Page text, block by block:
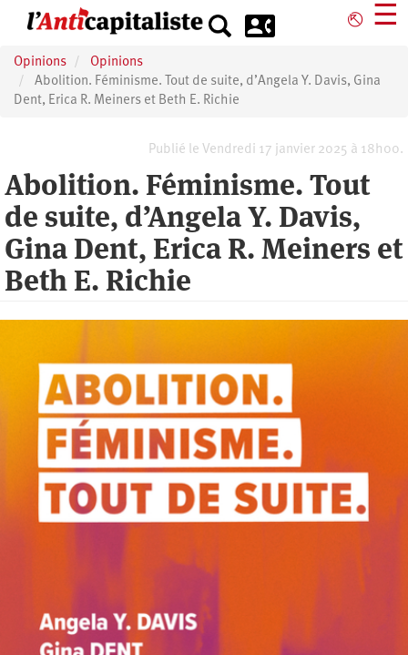
principal
⎋ ☰
Opinions
Opinions
Abolition. Féminisme. Tout de suite, d’Angela Y. Davis, Gina
Dent, Erica R. Meiners et Beth E. Richie
Publié le Vendredi 17 janvier 2025 à 18h00.
Abolition. Féminisme. Tout
de suite, d’Angela Y. Davis,
Gina Dent, Erica R. Meiners et
Beth E. Richie